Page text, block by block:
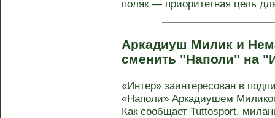
поляк — приоритетная цель
Аркадиуш Милик и
сменить "Наполи" на
«Интер» заинтересован в
«Наполи» Аркадиушем
Как сообщает Tuttosport,